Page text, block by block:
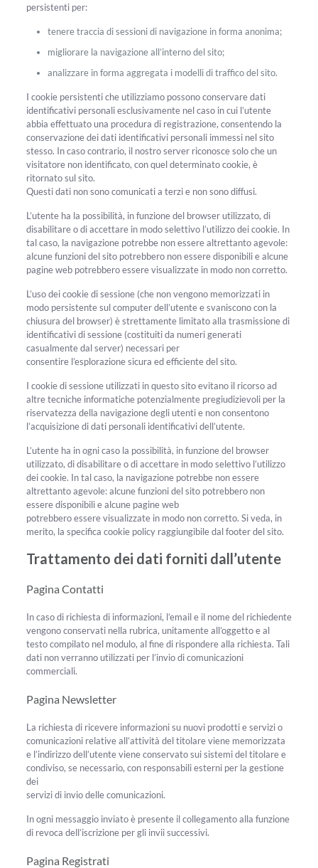
persistenti per:
tenere traccia di sessioni di navigazione in forma anonima;
migliorare la navigazione all’interno del sito;
analizzare in forma aggregata i modelli di traffico del sito.
I cookie persistenti che utilizziamo possono conservare dati
identificativi personali esclusivamente nel caso in cui l’utente
abbia effettuato una procedura di registrazione, consentendo la
conservazione dei dati identificativi personali immessi nel sito
stesso. In caso contrario, il nostro server riconosce solo che un
visitatore non identificato, con quel determinato cookie, è
ritornato sul sito.
Questi dati non sono comunicati a terzi e non sono diffusi.
L’utente ha la possibilità, in funzione del browser utilizzato, di
disabilitare o di accettare in modo selettivo l’utilizzo dei cookie. In
tal caso, la navigazione potrebbe non essere altrettanto agevole:
alcune funzioni del sito potrebbero non essere disponibili e alcune
pagine web potrebbero essere visualizzate in modo non corretto.
L’uso dei cookie di sessione (che non vengono memorizzati in
modo persistente sul computer dell’utente e svaniscono con la
chiusura del browser) è strettamente limitato alla trasmissione di
identificativi di sessione (costituiti da numeri generati
casualmente dal server) necessari per
consentire l’esplorazione sicura ed efficiente del sito.
I cookie di sessione utilizzati in questo sito evitano il ricorso ad
altre tecniche informatiche potenzialmente pregiudizievoli per la
riservatezza della navigazione degli utenti e non consentono
l’acquisizione di dati personali identificativi dell’utente.
L’utente ha in ogni caso la possibilità, in funzione del browser
utilizzato, di disabilitare o di accettare in modo selettivo l’utilizzo
dei cookie. In tal caso, la navigazione potrebbe non essere
altrettanto agevole: alcune funzioni del sito potrebbero non
essere disponibili e alcune pagine web
potrebbero essere visualizzate in modo non corretto. Si veda, in
merito, la specifica cookie policy raggiungibile dal footer del sito.
Trattamento dei dati forniti dall’utente
Pagina Contatti
In caso di richiesta di informazioni, l’email e il nome del richiedente
vengono conservati nella rubrica, unitamente all’oggetto e al
testo compilato nel modulo, al fine di rispondere alla richiesta. Tali
dati non verranno utilizzati per l’invio di comunicazioni
commerciali.
Pagina Newsletter
La richiesta di ricevere informazioni su nuovi prodotti e servizi o
comunicazioni relative all’attività del titolare viene memorizzata
e l’indirizzo dell’utente viene conservato sui sistemi del titolare e
condiviso, se necessario, con responsabili esterni per la gestione
dei
servizi di invio delle comunicazioni.
In ogni messaggio inviato è presente il collegamento alla funzione
di revoca dell’iscrizione per gli invii successivi.
Pagina Registrati